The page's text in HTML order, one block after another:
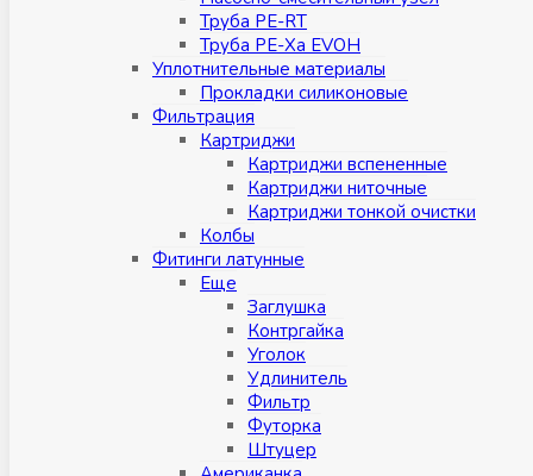
Труба PE-RT
Труба PE-Xa EVOH
Уплотнительные материалы
Прокладки силиконовые
Фильтрация
Картриджи
Картриджи вспененные
Картриджи ниточные
Картриджи тонкой очистки
Колбы
Фитинги латунные
Eщe
Заглушка
Контргайка
Уголок
Удлинитель
Фильтр
Футорка
Штуцер